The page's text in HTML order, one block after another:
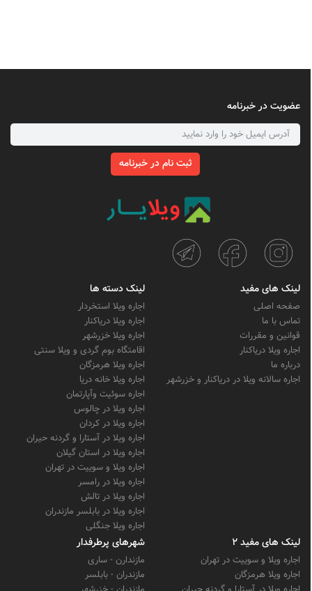
عضویت در خبرنامه
ثبت نام در خبرنامه
لینک های مفید
صفحه اصلی
تماس با ما
قوانین و مقررات
اجاره ویلا دریاکنار
درباره ما
اجاره سالانه ویلا در دریاکنار و خزرشهر
لینک دسته ها
اجاره ویلا استخردار
اجاره ویلا دریاکنار
اجاره ویلا خزرشهر
اقامتگاه بوم گردی و ویلا سنتی
اجاره ویلا هرمزگان
اجاره ویلا خانه دریا
اجاره سوئیت وآپارتمان
اجاره ویلا در چالوس
اجاره ویلا در کردان
اجاره ویلا در آستارا و گردنه حیران
اجاره ویلا در استان گیلان
اجاره ویلا و سوییت در تهران
اجاره ویلا در رامسر
اجاره ویلا در تالش
اجاره ویلا در بابلسر مازندران
اجاره ویلا جنگلی
لینک های مفید 2
اجاره ویلا و سوییت در تهران
اجاره ویلا هرمزگان
شهرهای پرطرفدار
مازندارن - ساری
مازندران - بابلسر